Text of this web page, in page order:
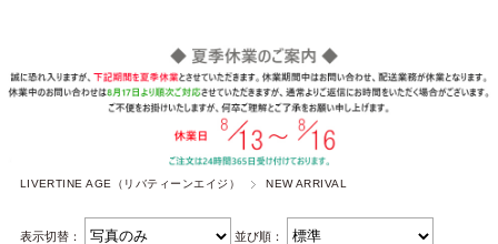
LIVERTINE AGE（リバティーンエイジ） NEW ARRIVAL
表示切替： 並び順：